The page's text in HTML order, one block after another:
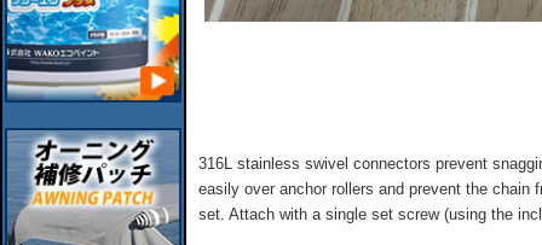
316L stainless swivel connectors prevent
easily over anchor rollers and prevent the chain
set. Attach with a single set screw (using the